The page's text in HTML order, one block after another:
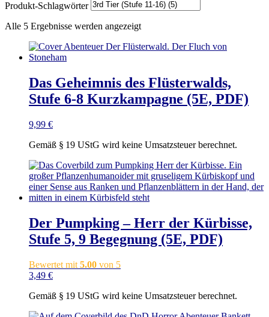
Produkt-Schlagwörter
Alle 5 Ergebnisse werden angezeigt
Das Geheimnis des Flüsterwalds,
Stufe 6-8 Kurzkampagne (5E, PDF)
9,99 €
Gemäß § 19 UStG wird keine Umsatzsteuer berechnet.
Der Pumpking – Herr der Kürbisse,
Stufe 5, 9 Begegnung (5E, PDF)
Bewertet mit 5.00 von 5
3,49 €
Gemäß § 19 UStG wird keine Umsatzsteuer berechnet.